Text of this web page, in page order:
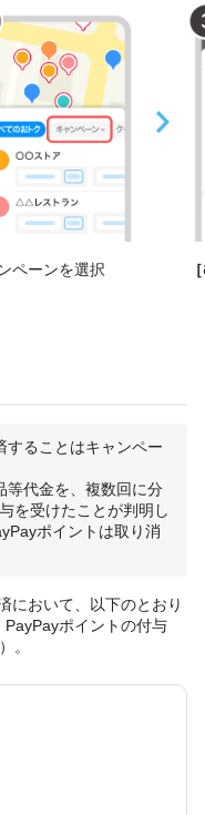
ペーンを選択
することはキャンペー
等代金を、複数回に分
を受けたことが判明し
ポイントは取り消
において、以下のとおり
ポイントの付与
。